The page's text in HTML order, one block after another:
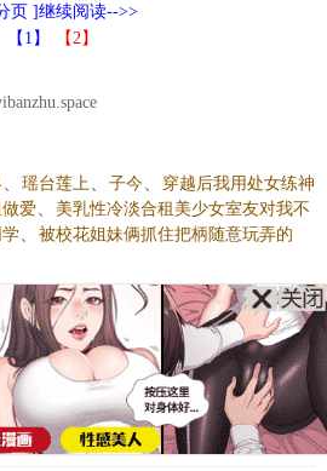
页 ]继续阅读-->>
【1】
【2】
瑶台莲上 子今
穿越后我用处女练神
爱
美乳性冷淡合租美少女室友对我不
被校花姐妹俩抓住把柄随意玩弄的